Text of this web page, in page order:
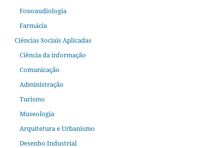
Fonoaudiologia
Farmácia
Ciências Sociais Aplicadas
Ciência da informação
Comunicação
Administração
Turismo
Museologia
Arquitetura e Urbanismo
Desenho Industrial